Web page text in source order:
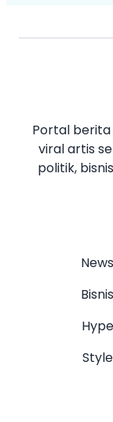
Portal
viral artis
politik,
News
Bisnis
Hype
Style